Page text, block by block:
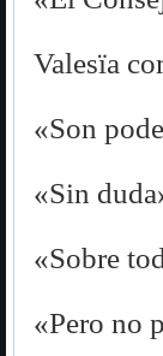
Valesïa
«Son
«Sin
«Sobre
«Pero no